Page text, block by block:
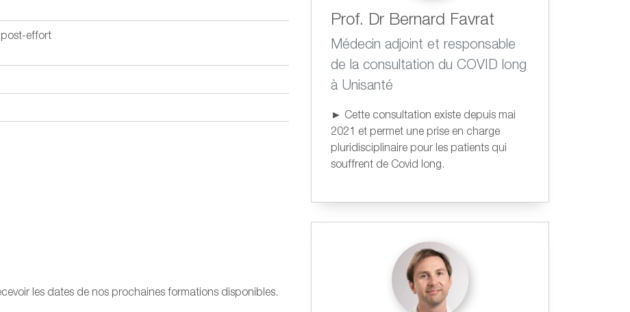
post-effort
les dates de nos prochaines formations disponibles.
Prof. Dr Bernard Favrat
Médecin adjoint et responsable
de la consultation du COVID long
à Unisanté
► Cette consultation existe depuis mai
2021 et permet une prise en charge
pluridisciplinaire pour les patients qui
souffrent de Covid long.